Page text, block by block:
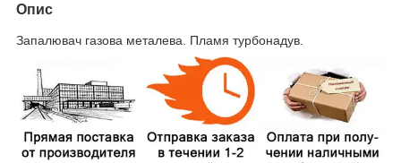
Опис
Запалювач газова металева. Пламя турбонадув.